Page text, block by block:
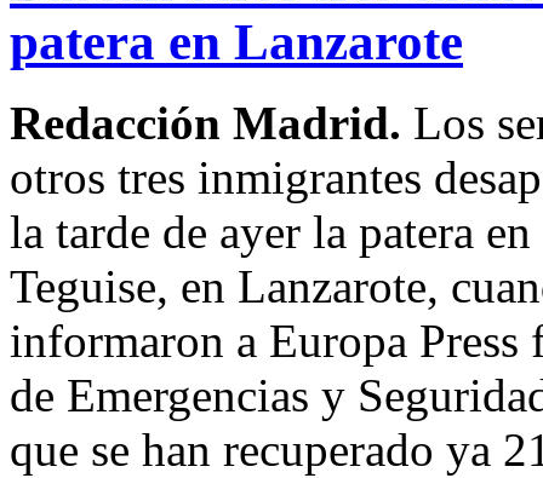
patera en Lanzarote
Redacción Madrid. Los
otros tres inmigrantes
la tarde de ayer la patera
Teguise, en Lanzarote,
informaron a Europa
de Emergencias y
que se han recuperado ya